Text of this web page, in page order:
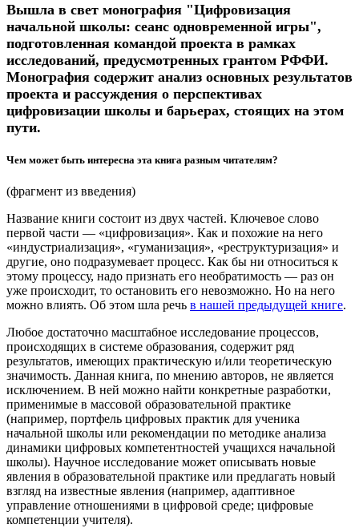
Вышла в свет монография "Цифровизация
начальной школы: сеанс одновременной игры",
подготовленная командой проекта в рамках
исследований, предусмотренных грантом РФФИ.
Монография содержит анализ основных результатов
проекта и рассуждения о перспективах
цифровизации школы и барьерах, стоящих на этом
пути.
Чем может быть интересна эта книга разным читателям?
(фрагмент из введения)
Название книги состоит из двух частей. Ключевое слово
первой части — «цифровизация». Как и похожие на него
«индустриализация», «гуманизация», «реструктуризация» и
другие, оно подразумевает процесс. Как бы ни относиться к
этому процессу, надо признать его необратимость — раз он
уже происходит, то остановить его невозможно. Но на него
можно влиять. Об этом шла речь в нашей предыдущей книге.
Любое достаточно масштабное исследование процессов,
происходящих в системе образования, содержит ряд
результатов, имеющих практическую и/или теоретическую
значимость. Данная книга, по мнению авторов, не является
исключением. В ней можно найти конкретные разработки,
применимые в массовой образовательной практике
(например, портфель цифровых практик для ученика
начальной школы или рекомендации по методике анализа
динамики цифровых компетентностей учащихся начальной
школы). Научное исследование может описывать новые
явления в образовательной практике или предлагать новый
взгляд на известные явления (например, адаптивное
управление отношениями в цифровой среде; цифровые
компетенции учителя).